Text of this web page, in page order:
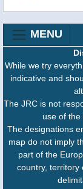
estará abierto
para exhibir
de todo el
como El
21:09
Limón genera
2026-05-
Faltan
el inicio del
componente
del Proyecto
MENU
While we try
indicative and
The JRC is not
use of the
The designations
map do not imply
part of the
country, territory